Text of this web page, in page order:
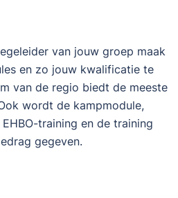
van jouw groep maak
en zo jouw kwalificatie te
van de regio biedt de meeste
wordt de kampmodule,
training en de training
gegeven.